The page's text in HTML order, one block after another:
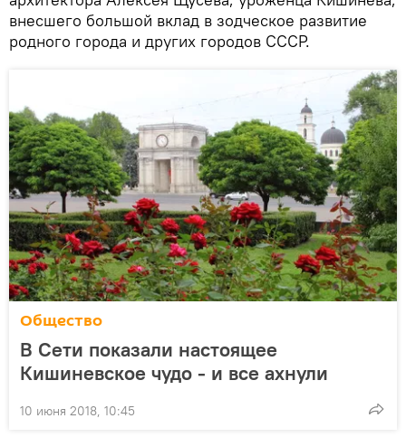
внесшего большой вклад в зодческое развитие
родного города и других городов СССР.
Общество
В Сети показали настоящее
Кишиневское чудо - и все ахнули
10 июня 2018, 10:45